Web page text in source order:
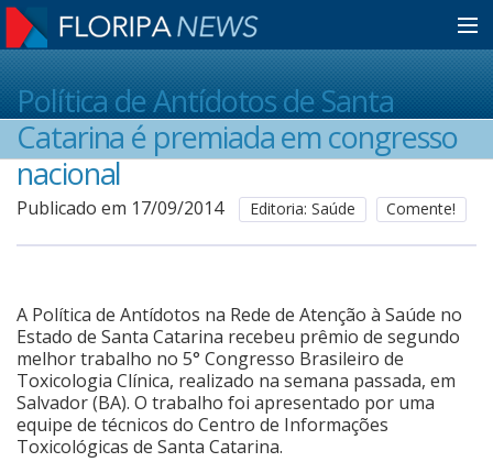
Home
Notícias
Classificados
Guia de Serviços
Anuncie
Política de Antídotos de Santa
Catarina é premiada em congresso
nacional
Publicado em 17/09/2014 Editoria: Saúde Comente!
A Política de Antídotos na Rede de Atenção à Saúde no
Estado de Santa Catarina recebeu prêmio de segundo
melhor trabalho no 5° Congresso Brasileiro de
Toxicologia Clínica, realizado na semana passada, em
Salvador (BA). O trabalho foi apresentado por uma
equipe de técnicos do Centro de Informações
Toxicológicas de Santa Catarina.